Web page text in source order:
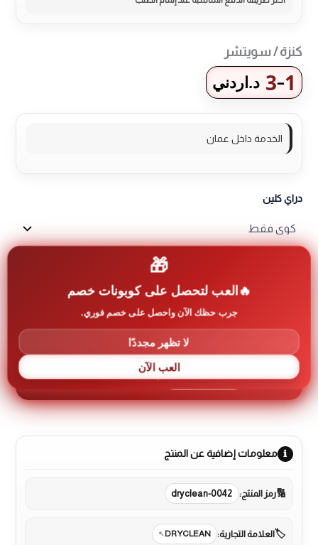
كنزة / سويتشر
1
–
3
نطاق
السعر:
من
خلال
د.اردني
الخدمة داخل عمان
دراي كلين
إضافة إلى السلة
آخر 30 يوم 5 طلب
معلومات إضافية عن المنتج
رمز المنتج: dryclean-0042
العلامة التجارية: DRYCLEAN
🎁
العب لتحصل على كوبونات خصم
جرب حظك الآن واحصل على خصم فوري.
لا تظهر مجددًا
العب الآن